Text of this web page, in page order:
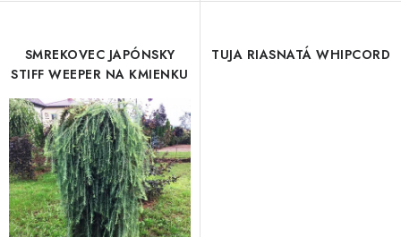
SMREKOVEC JAPÓNSKY
STIFF WEEPER NA KMIENKU
TUJA RIASNATÁ WHIPCORD